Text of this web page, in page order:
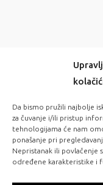
Da bismo pružili najbolje
za čuvanje i/ili pristup
tehnologijama će nam
ponašanje pri
Nepristanak ili povlačenje
određene karakteristike i